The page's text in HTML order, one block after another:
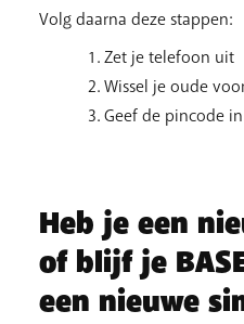
Volg daarna deze stappen:
Zet je telefoon uit
Wissel je oude
Geef de pincode
Heb je een
of blijf je
een nieuwe